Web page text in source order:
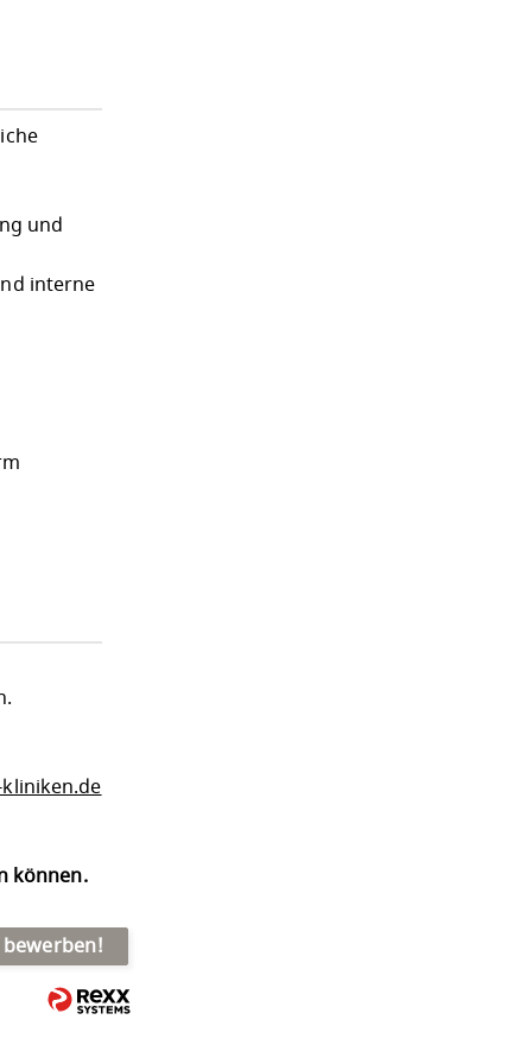
und
interne
können.
bewerben!